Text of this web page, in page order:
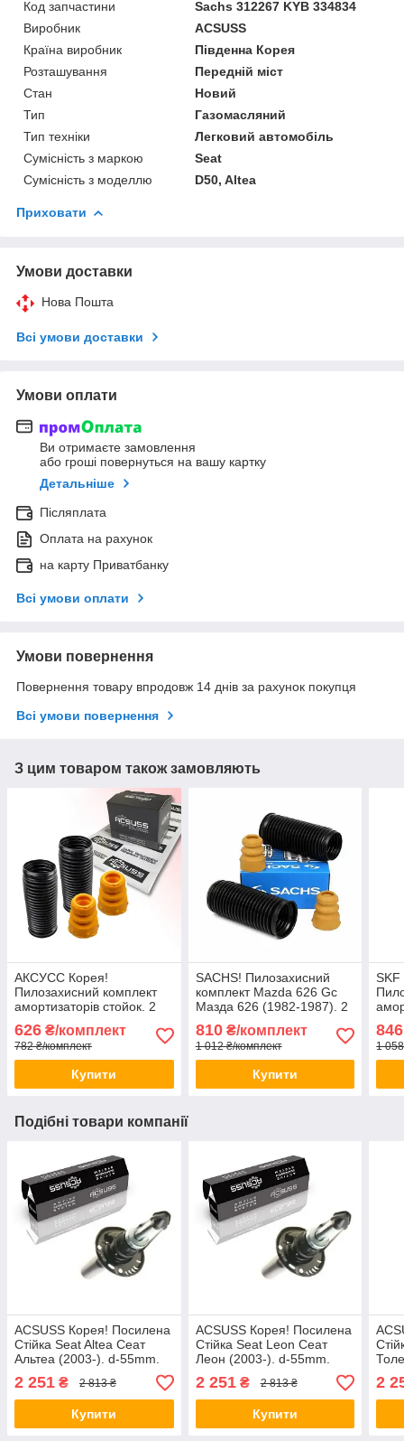
Код запчастини
Sachs 312267 KYB 334834
Виробник
ACSUSS
Країна виробник
Південна Корея
Розташування
Передній міст
Стан
Новий
Тип
Газомасляний
Тип техніки
Легковий автомобіль
Сумісність з маркою
Seat
Сумісність з моделлю
D50, Altea
Приховати
Умови доставки
Нова Пошта
Всі умови доставки
Умови оплати
Ви отримаєте замовлення
або гроші повернуться на вашу картку
Детальніше
Післяплата
Оплата на рахунок
на карту Приватбанку
Всі умови оплати
Умови повернення
Повернення товару впродовж 14 днів за рахунок покупця
Всі умови повернення
З цим товаром також замовляють
АКСУСС Корея!
Пилозахисний комплект
амортизаторів стойок. 2
626 ₴/комплект
782 ₴/комплект
Купити
SACHS! Пилозахисний
комплект Mazda 626 Gc
Мазда 626 (1982-1987). 2
Заднього амортизатора
стійки
810₴/комплект
1 012 ₴/комплект
Купити
SKF
846
1
Подібні товари компанії
ACSUSS Корея! Посилена
Стійка Seat Altea Сеат
Альтеа (2003-). d-55mm.
Передня. 317572 , 313053
, 335808
2 251 ₴ 2 813 ₴
Купити
ACSUSS Корея! Посилена
Стійка Seat Leon Сеат
Леон (2003-). d-55mm.
Передня. 317572 , 313053
, 335808
2 251₴ 2 813 ₴
Купити
,2